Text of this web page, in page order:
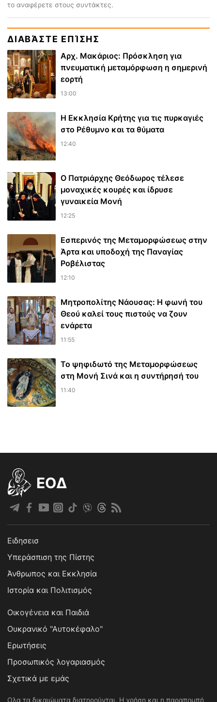
το αναφέρετε στους συντάκτες.
ΔΙΑΒΆΣΤΕ ΕΠΊΣΗΣ
Αρχ. Μακάριος: Πρόσκληση για
πνευματική μεταμόρφωση η σημερινή
εορτή
13:00
Η Εκκλησία Κρήτης για τις πυρκαγιές
στο Ρέθυμνο και τα θύματα
12:40
Ο Πατριάρχης Θεόδωρος τέλεσε
μοναχικές κουρές και ίδρυσε
γυναικεία Μονή
12:25
Εσπερινός της Μεταμορφώσεως στην
Άρτα και υποδοχή της Παναγίας
Ροβέλιστας
12:10
Μητροπολίτης Νάουσας: Η φωνή του
Θεού καλεί τους πιστούς να ζουν
ενάρετα
11:55
Το ψηφιδωτό της Μεταμορφώσεως
στη Μονή Σινά και η συντήρησή του
11:40
EOΔ
Ειδησεισ
Υπεράσπιση της Πίστης
Άνθρωπος και Εκκλησία
Ιστορία και Πολιτισμός
Οικογένεια και Παιδιά
Ουκρανικό "Αυτοκέφαλο"
Ερωτήσεις
Προσωπικός λογαριασμός
Σχετικά με εμάς
Ολα τα δικαιώματα διατηρούνται. Η χρήση και η παραπομπή